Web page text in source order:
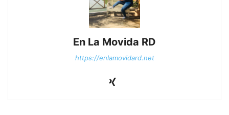
En La Movida RD
https://enlamovidard.net